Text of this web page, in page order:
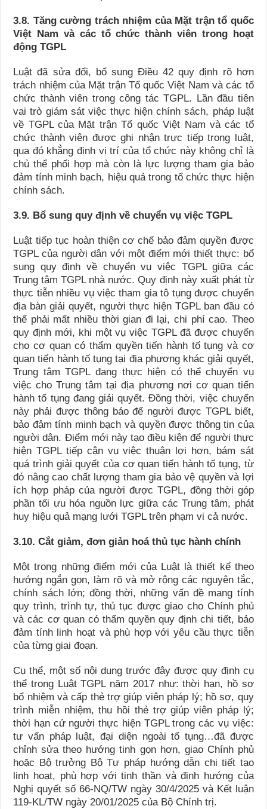
3.8. Tăng cường trách nhiệm của Mặt trận tổ quốc
Việt Nam và các tổ chức thành viên trong hoạt
động TGPL
Luật đã sửa đổi, bổ sung Điều 42 quy định rõ hơn
trách nhiệm của Mặt trận Tổ quốc Việt Nam và các tổ
chức thành viên trong công tác TGPL. Lần đầu tiên
vai trò giám sát việc thực hiện chính sách, pháp luật
về TGPL của Mặt trận Tổ quốc Việt Nam và các tổ
chức thành viên được ghi nhận trực tiếp trong luật,
qua đó khẳng định vị trí của tổ chức này không chỉ là
chủ thể phối hợp mà còn là lực lượng tham gia bảo
đảm tính minh bạch, hiệu quả trong tổ chức thực hiện
chính sách.
3.9. Bổ sung quy định về chuyển vụ việc TGPL
Luật tiếp tục hoàn thiện cơ chế bảo đảm quyền được
TGPL của người dân với một điểm mới thiết thực: bổ
sung quy định về chuyển vụ việc TGPL giữa các
Trung tâm TGPL nhà nước. Quy định này xuất phát từ
thực tiễn nhiều vụ việc tham gia tô tụng được chuyển
địa bàn giải quyết, người thực hiện TGPL ban đầu có
thể phải mất nhiều thời gian đi lại, chi phí cao. Theo
quy định mới, khi một vụ việc TGPL đã được chuyển
cho cơ quan có thẩm quyền tiến hành tố tụng và cơ
quan tiến hành tố tụng tại địa phương khác giải quyết,
Trung tâm TGPL đang thực hiện có thể chuyển vụ
việc cho Trung tâm tại địa phương nơi cơ quan tiến
hành tố tụng đang giải quyết. Đồng thời, việc chuyển
này phải được thông báo để người được TGPL biết,
bảo đảm tính minh bạch và quyền được thông tin của
người dân. Điểm mới này tạo điều kiện để người thực
hiện TGPL tiếp cận vụ việc thuận lợi hơn, bám sát
quá trình giải quyết của cơ quan tiến hành tố tụng, từ
đó nâng cao chất lượng tham gia bảo vệ quyền và lợi
ích hợp pháp của người được TGPL, đồng thời góp
phần tối ưu hóa nguồn lực giữa các Trung tâm, phát
huy hiệu quả mạng lưới TGPL trên phạm vi cả nước.
3.10. Cắt giảm, đơn giản hoá thủ tục hành chính
Một trong những điểm mới của Luật là thiết kế theo
hướng ngắn gọn, làm rõ và mở rộng các nguyên tắc,
chính sách lớn; đồng thời, những vấn đề mang tính
quy trình, trình tự, thủ tục được giao cho Chính phủ
và các cơ quan có thẩm quyền quy định chi tiết, bảo
đảm tính linh hoạt và phù hợp với yêu cầu thực tiễn
của từng giai đoạn.
Cụ thể, một số nội dung trước đây được quy định cụ
thể trong Luật TGPL năm 2017 như: thời hạn, hồ sơ
bổ nhiệm và cấp thẻ trợ giúp viên pháp lý; hồ sơ, quy
trình miễn nhiệm, thu hồi thẻ trợ giúp viên pháp lý;
thời hạn cử người thực hiện TGPL trong các vụ việc:
tư vấn pháp luật, đại diện ngoài tố tụng…đã được
chỉnh sửa theo hướng tinh gọn hơn, giao Chính phủ
hoặc Bộ trưởng Bộ Tư pháp hướng dẫn chi tiết tạo
linh hoạt, phù hợp với tinh thần và định hướng của
Nghị quyết số 66-NQ/TW ngày 30/4/2025 và Kết luận
119-KL/TW ngày 20/01/2025 của Bộ Chính trị.